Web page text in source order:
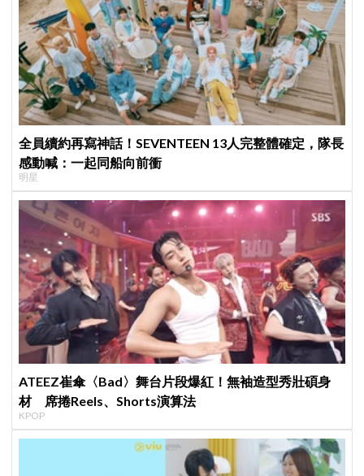
全員續約再寫神話！SEVENTEEN 13人完整體確定，隊長
感動喊：一起同船向前衝
明星
ATEEZ崔傘〈Bad〉舞台片段爆紅！無袖造型秀壯碩身
材 席捲Reels、Shorts演算法
KPOP